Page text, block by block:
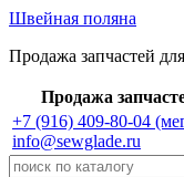
Швейная поляна
Продажа запчастей
Продажа
+7 (916) 409-80-04
info@sewglade.ru